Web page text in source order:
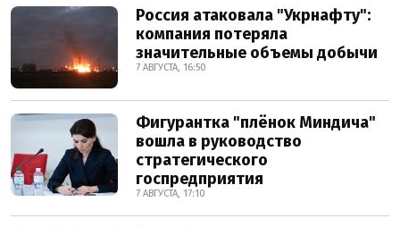
Россия атаковала "Укрнафту":
компания потеряла
значительные объемы добычи
7 АВГУСТА, 16:50
Фигурантка "плёнок Миндича"
вошла в руководство
стратегического
госпредприятия
7 АВГУСТА, 17:10